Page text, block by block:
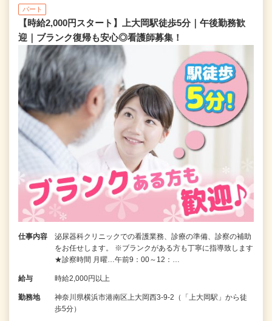
パート
【時給2,000円スタート】上大岡駅徒歩5分｜午後勤務歓
迎｜ブランク復帰も安心◎看護師募集！
仕事内容
泌尿器科クリニックでの看護業務、診療の準備、診察の補助
をお任せします。 ※ブランクがある方も丁寧に指導致します
★診察時間 月曜…午前9：00～12：…
給与 時給2,000円以上
勤務地
神奈川県横浜市港南区上大岡西3-9-2（「上大岡駅」から徒
歩5分）